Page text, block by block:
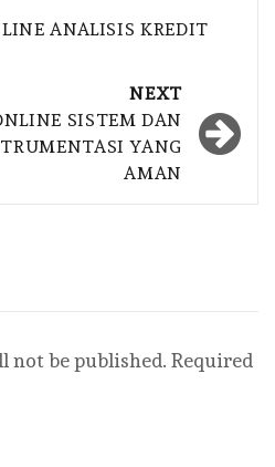
ANALISIS KREDIT
NEXT
SISTEM DAN
YANG
AMAN
not be published. Required